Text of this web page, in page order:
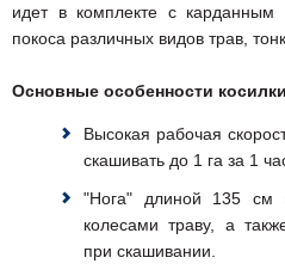
идет в комплекте с
покоса различных видов трав,
Основные особенности
Высокая рабочая
скашивать до 1 га за 1
"Нога" длиной 135 см
колесами траву, а
при скашивании.